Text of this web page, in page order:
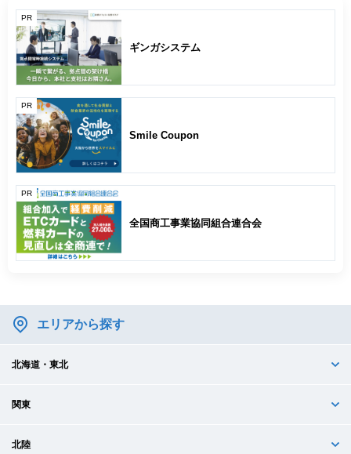
PR
ギンガシステム
PR
Smile Coupon
PR
全国商工事業協同組合連合会
エリアから探す
北海道・東北
関東
北陸